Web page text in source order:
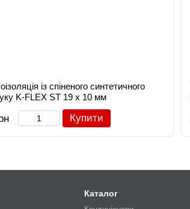
із спіненого синтетичного
K-FLEX ST 19 х 10 мм
Купити
Каталог